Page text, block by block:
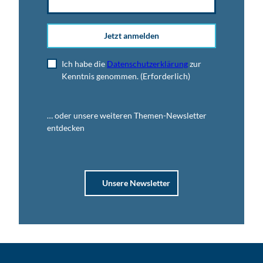
Jetzt anmelden
Ich habe die Datenschutzerklärungzur
Kenntnis genommen. (Erforderlich)
… oder unsere weiteren Themen-Newsletter
entdecken
Unsere Newsletter